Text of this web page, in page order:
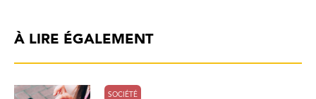
À LIRE ÉGALEMENT
SOCIÉTÉ